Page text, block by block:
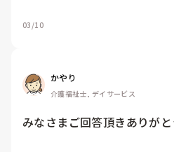
03/10
かやり
介護福祉士, デイサービス
みなさまご回答頂きありがと